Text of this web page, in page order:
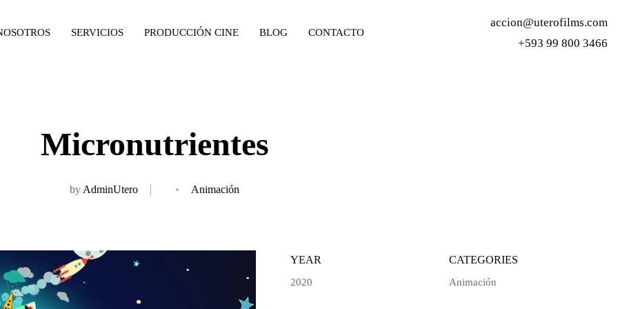
SERVICIOS PRODUCCIÓN CINE BLOG CONTACTO
accion@uterofilms.com
+593 99 800 3466
Micronutrientes
by AdminUtero Animación
YEAR
2020
CATEGORIES
Animación